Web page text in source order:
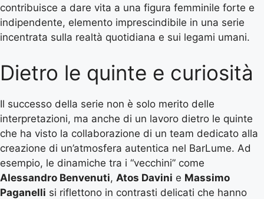
contribuisce a dare vita a una figura femminile forte e
indipendente, elemento imprescindibile in una serie
incentrata sulla realtà quotidiana e sui legami umani.
Dietro le quinte e curiosità
Il successo della serie non è solo merito delle
interpretazioni, ma anche di un lavoro dietro le quinte
che ha visto la collaborazione di un team dedicato alla
creazione di un’atmosfera autentica nel BarLume. Ad
esempio, le dinamiche tra i “vecchini” come
Alessandro Benvenuti, Atos Davini e Massimo
Paganelli si riflettono in contrasti delicati che hanno